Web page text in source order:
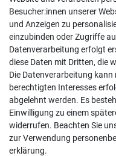
Mo-Fr, 9:00 - 18:00 Uhr
Sa, 9:00 - 13:00 Uhr
Kundenkonto
Registrieren
Login
Hilfe
Informationen
Besucher:innen unserer
und Anzeigen zu
einzubinden oder Zugriffe
Datenverarbeitung erfolgt
diese Daten mit Dritten, die
Die Datenverarbeitung
berechtigten Interesses
abgelehnt werden. Es
Einwilligung zu einem
widerrufen. Beachten Sie
zur Verwendung
erklärung.